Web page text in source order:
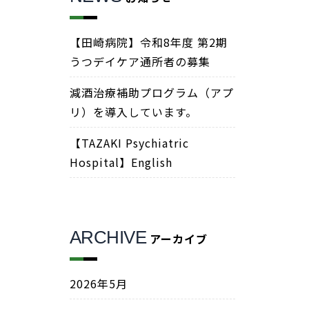
【田崎病院】令和8年度 第2期
うつデイケア通所者の募集
減酒治療補助プログラム（アプ
リ）を導入しています。
【TAZAKI Psychiatric
Hospital】English
ARCHIVE アーカイブ
2026年5月